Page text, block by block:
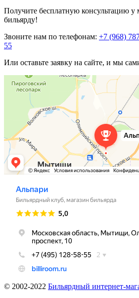
Получите бесплатную консультацию у
бильярду!
Звоните нам по телефонам: +7 (968)
55
Или оставьте заявку на сайте, и мы
© 2002-2022 Бильярдный интернет-